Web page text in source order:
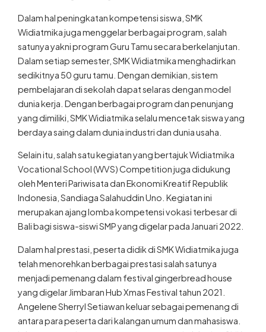
Widiatmika juga menggelar berbagai program, salah
satunya yakni program Guru Tamu secara berkelanjutan.
Dalam setiap semester, SMK Widiatmika menghadirkan
sedikitnya 50 guru tamu. Dengan demikian, sistem
pembelajaran di sekolah dapat selaras dengan model
dunia kerja. Dengan berbagai program dan penunjang
yang dimiliki, SMK Widiatmika selalu mencetak siswa yang
berdaya saing dalam dunia industri dan dunia usaha.
Vocational School (WVS) Competition juga didukung
oleh Menteri Pariwisata dan Ekonomi Kreatif Republik
Indonesia, Sandiaga Salahuddin Uno. Kegiatan ini
merupakan ajang lomba kompetensi vokasi terbesar di
Bali bagi siswa-siswi SMP yang digelar pada Januari 2022.
telah menorehkan berbagai prestasi salah satunya
menjadi pemenang dalam festival gingerbread house
yang digelar Jimbaran Hub Xmas Festival tahun 2021.
Angelene Sherryl Setiawan keluar sebagai pemenang di
antara para peserta dari kalangan umum dan mahasiswa.
Ia juga merupakan satu-satunya peserta dari tingkat SMK.